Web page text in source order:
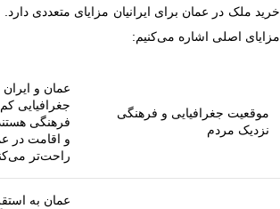
خرید ملک در عمان برای ایرانیان مزایای متعددی دارد.
مزایای اصلی اشاره می‌کنیم:
موقعیت جغرافیایی و فرهنگی
نزدیک مردم
عمان و
جغرافیایی
فرهنگی
و اقامت در
راحت‌تر
عمان به